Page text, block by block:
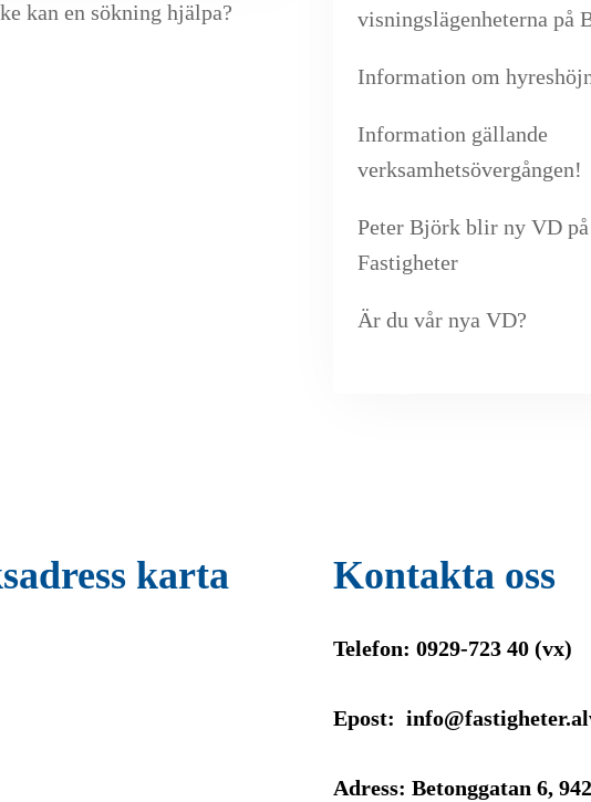
kan en sökning hjälpa?
visningslägenheterna på
Information om
Information gällande
verksamhetsövergången!
Peter Björk blir ny VD
Fastigheter
Är du vår nya VD?
karta Kontakta oss
Telefon: 0929-723 40 (vx)
Epost:
Adress: Betonggatan 6,